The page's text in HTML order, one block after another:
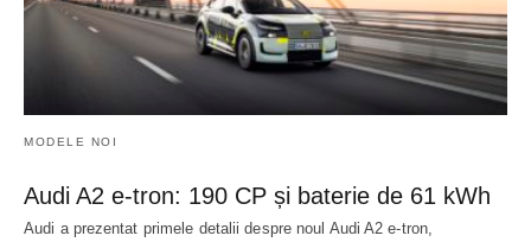
MODELE NOI
Audi A2 e-tron: 190 CP și baterie de 61 kWh
Audi a prezentat primele detalii despre noul Audi A2 e-tron,